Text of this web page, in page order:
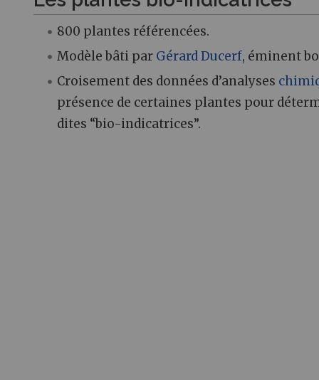
800 plantes référencées.
Modèle bâti par Gérard Ducerf, éminent
Croisement des données d’analyses
présence de certaines plantes pour
dites “bio-indicatrices”.